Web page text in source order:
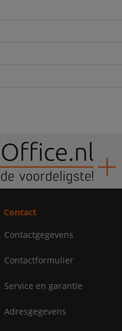
Contact
Contactgegevens
Contactformulier
Service en garantie
Adresgegevens